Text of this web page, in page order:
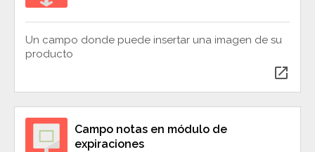
Un campo donde puede insertar una imagen de su
producto
open_in_new
Campo notas en módulo de
expiraciones